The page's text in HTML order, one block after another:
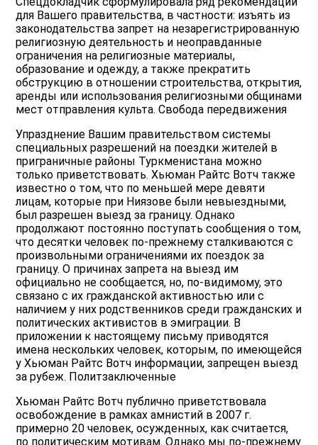
для Вашего правительства, в частности: изъять из
законодательства запрет на незарегистрированную
религиозную деятельность и неоправданные
ограничения на религиозные материалы,
образование и одежду, а также прекратить
обструкцию в отношении строительства, открытия,
аренды или использования религиозными общинами
мест отправления культа. Свобода передвижения
Упразднение Вашим правительством системы
специальных разрешений на поездки жителей в
приграничные районы Туркменистана можно
только приветствовать. Хьюман Райтс Вотч также
известно о том, что по меньшей мере девяти
лицам, которые при Ниязове были невыездными,
был разрешен выезд за границу. Однако
продолжают постоянно поступать сообщения о том,
что десятки человек по-прежнему сталкиваются с
произвольными ограничениями их поездок за
границу. О причинах запрета на выезд им
официально не сообщается, но, по-видимому, это
связано с их гражданской активностью или с
наличием у них родственников среди гражданских и
политических активистов в эмиграции. В
приложении к настоящему письму приводятся
имена нескольких человек, которым, по имеющейся
у Хьюман Райтс Вотч информации, запрещен выезд
за рубеж. Политзаключенные
Хьюман Райтс Вотч публично приветствовала
освобождение в рамках амнистий в 2007 г.
примерно 20 человек, осужденных, как считается,
по политическим мотивам. Однако мы по-прежнему